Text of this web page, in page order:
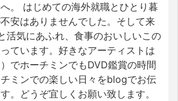
。 はじめての海外就職とひとり暮
安はありませんでした。そして来
気にあふれ、食事のおいしいこの
ています。好きなアーティストは
でホーチミンでもDVD鑑賞の時間
ミンでの楽しい日々をblogでお伝
。どうぞ宜しくお願い致します。